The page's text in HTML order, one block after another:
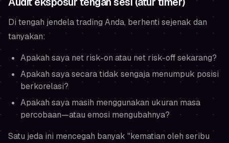
Di tengah jendela trading Anda, berhenti sejenak dan
tanyakan:
Apakah saya net risk-on atau net risk-off sekarang?
Apakah saya secara tidak sengaja menumpuk posisi
berkorelasi?
Apakah saya masih menggunakan ukuran masa
percobaan—atau emosi mengubahnya?
Satu jeda ini mencegah banyak "kematian oleh seribu